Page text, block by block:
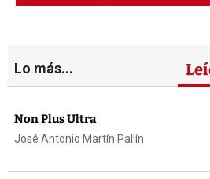
Lo más...
Non Plus Ultra
José Antonio Martín Pallín